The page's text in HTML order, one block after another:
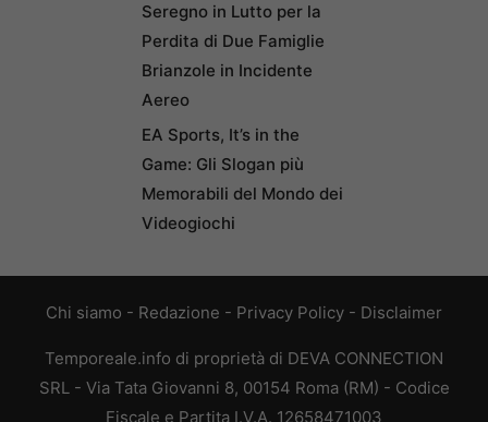
Seregno in Lutto per la
Perdita di Due Famiglie
Brianzole in Incidente
Aereo
EA Sports, It’s in the
Game: Gli Slogan più
Memorabili del Mondo dei
Videogiochi
Chi siamo - Redazione - Privacy Policy - Disclaimer
Temporeale.info di proprietà di DEVA CONNECTION
SRL - Via Tata Giovanni 8, 00154 Roma (RM) - Codice
Fiscale e Partita I.V.A. 12658471003